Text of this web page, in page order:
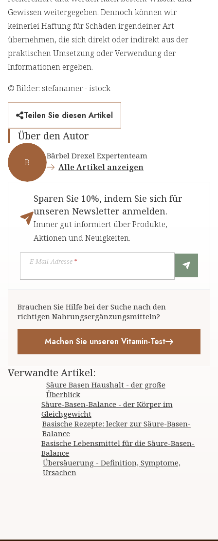
Gewissen weitergegeben. Dennoch können wir
keinerlei Haftung für Schäden irgendeiner Art
übernehmen, die sich direkt oder indirekt aus der
praktischen Umsetzung oder Verwendung der
Informationen ergeben.
© Bilder: stefanamer - istock
Teilen Sie diesen Artikel
Über den Autor
B
Bärbel Drexel Expertenteam
Alle Artikel anzeigen
Sparen Sie 10%, indem Sie sich für
unseren Newsletter anmelden.
Immer gut informiert über Produkte,
Aktionen und Neuigkeiten.
E-Mail-Adresse *
Brauchen Sie Hilfe bei der Suche nach den
richtigen Nahrungsergänzungsmitteln?
Machen Sie unseren Vitamin-Test
Verwandte Artikel:
Säure Basen Haushalt - der große
Überblick
Säure-Basen-Balance - der Körper im
Gleichgewicht
Basische Rezepte: lecker zur Säure-Basen-
Balance
Basische Lebensmittel für die Säure-Basen-
Balance
Übersäuerung - Definition, Symptome,
Ursachen